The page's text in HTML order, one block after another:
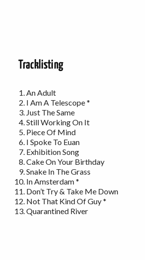
Tracklisting
An Adult
I Am A Telescope *
Just The Same
Still Working On It
Piece Of Mind
I Spoke To Euan
Exhibition Song
Cake On Your Birthday
Snake In The Grass
In Amsterdam *
Don’t Try & Take Me Down
Not That Kind Of Guy *
Quarantined River